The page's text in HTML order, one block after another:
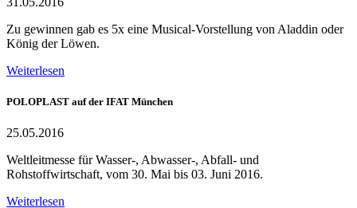
Zu gewinnen gab es 5x eine Musical-Vorstellung von Aladdin oder
König der Löwen.
Weiterlesen
POLOPLAST auf der IFAT München
25.05.2016
Weltleitmesse für Wasser-, Abwasser-, Abfall- und
Rohstoffwirtschaft, vom 30. Mai bis 03. Juni 2016.
Weiterlesen